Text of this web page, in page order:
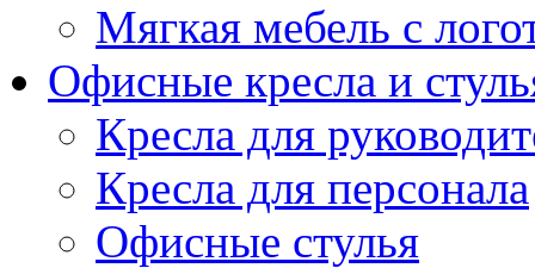
Мягкая мебель с
Офисные кресла и
Кресла для
Кресла для персонала
Офисные стулья